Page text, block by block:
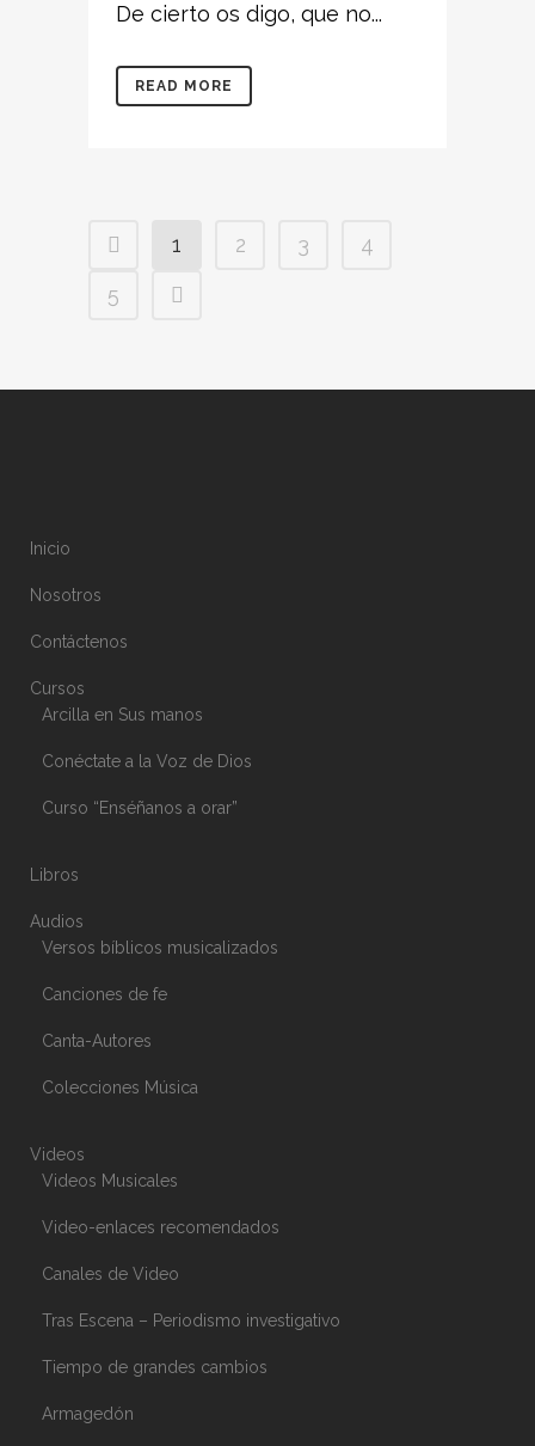
De cierto os digo, que no...
READ MORE
1 2 3
4
5
Inicio
Nosotros
Contáctenos
Cursos
Arcilla en Sus manos
Conéctate a la Voz de Dios
Curso “Enséñanos a orar”
Libros
Audios
Versos bíblicos musicalizados
Canciones de fe
Canta-Autores
Colecciones Música
Videos
Videos Musicales
Video-enlaces recomendados
Canales de Video
Tras Escena – Periodismo investigativo
Tiempo de grandes cambios
Armagedón